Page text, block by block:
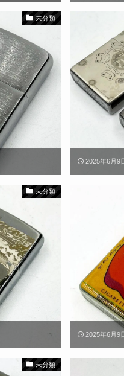
未分類
2025年6月9
未分類
2025年6月9
未分類